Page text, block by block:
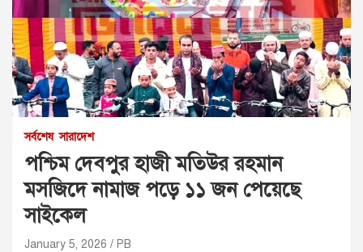
সর্বশেষ সারাদেশ
পশ্চিম দেবপুর হাজী মতিউর রহমান
মসজিদে নামাজ পড়ে ১১ জন পেয়েছে
সাইকেল
January 5, 2026 PB